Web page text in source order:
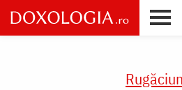
Skip
to
main